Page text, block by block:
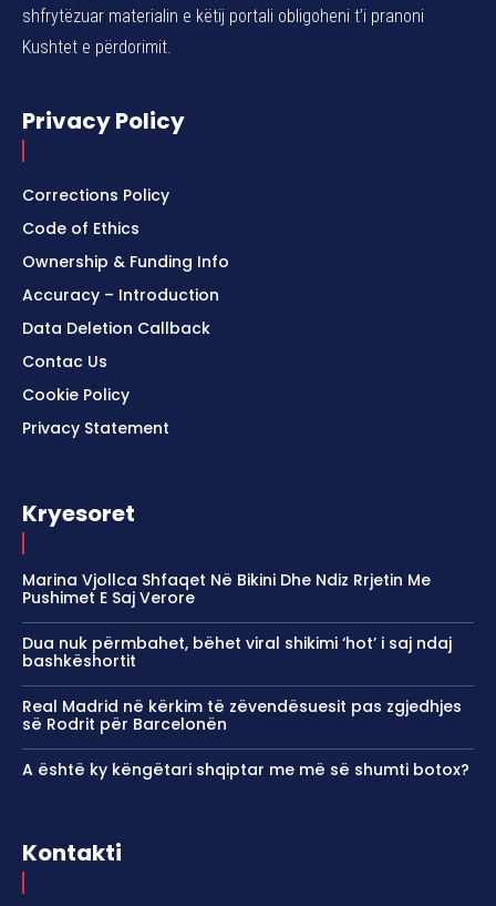
shfrytëzuar materialin e këtij portali obligoheni t’i pranoni
Kushtet e përdorimit.
Privacy Policy
Corrections Policy
Code of Ethics
Ownership & Funding Info
Accuracy – Introduction
Data Deletion Callback
Contac Us
Cookie Policy
Privacy Statement
Kryesoret
Marina Vjollca Shfaqet Në Bikini Dhe Ndiz Rrjetin Me
Pushimet E Saj Verore
Dua nuk përmbahet, bëhet viral shikimi ‘hot’ i saj ndaj
bashkëshortit
Real Madrid në kërkim të zëvendësuesit pas zgjedhjes
së Rodrit për Barcelonën
A është ky këngëtari shqiptar me më së shumti botox?
Kontakti